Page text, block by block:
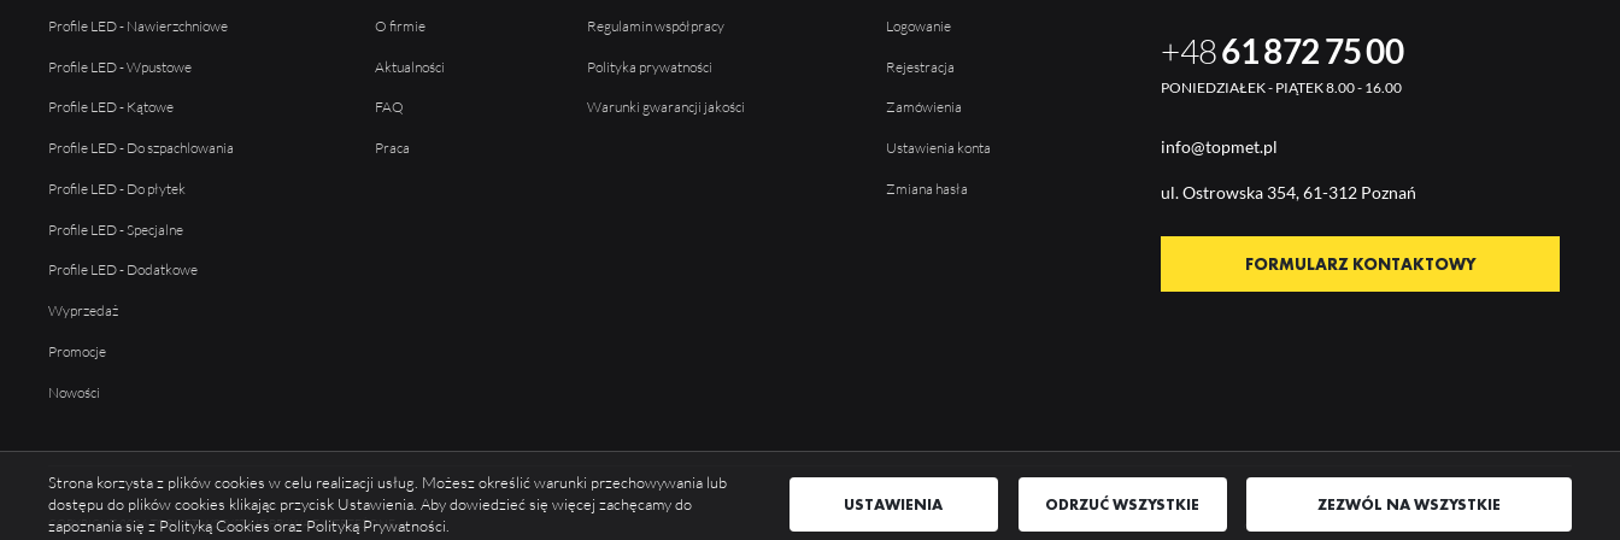
Profile LED - Nawierzchniowe
Profile LED - Wpustowe
Profile LED - Kątowe
Profile LED - Do szpachlowania
Profile LED - Do płytek
Profile LED - Specjalne
Profile LED - Dodatkowe
Wyprzedaż
Promocje
Nowości
O firmie
Aktualności
FAQ
Praca
Regulamin współpracy
Polityka prywatności
Warunki gwarancji jakości
Logowanie
Rejestracja
Zamówienia
Ustawienia konta
Zmiana hasła
+4861 872 75 00
PONIEDZIAŁEK - PIĄTEK 8.00 - 16.00
info@topmet.pl
ul. Ostrowska 354, 61-312 Poznań
FORMULARZ KONTAKTOWY
COPYRIGHT 2026 TOPMET WSZYSTKIE PRAWA ZASTRZEŻONE
Strona korzysta z plików cookies w celu realizacji usług. Możesz określić warunki przechowywania lub
dostępu do plików cookies klikając przycisk Ustawienia. Aby dowiedzieć się więcej zachęcamy do
zapoznania się z Polityką Cookies oraz Polityką Prywatności.
USTAWIENIA ODRZUĆ WSZYSTKIE ZEZWÓL NA WSZYSTKIE